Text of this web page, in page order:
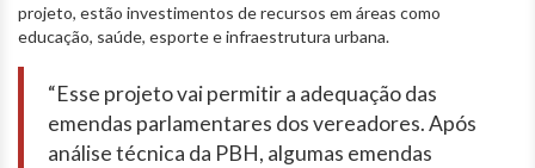
projeto, estão investimentos de recursos em áreas como
educação, saúde, esporte e infraestrutura urbana.
“Esse projeto vai permitir a adequação das
emendas parlamentares dos vereadores. Após
análise técnica da PBH, algumas emendas